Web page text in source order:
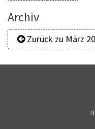
Archiv
Zurück zu März